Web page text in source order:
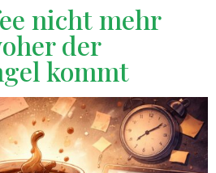
nicht mehr
der
kommt